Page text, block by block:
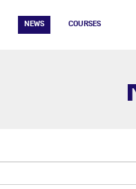
NEWS COURSES